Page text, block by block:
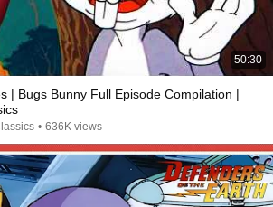
50:30
| Bugs Bunny Full Episode Compilation |
• 636K views